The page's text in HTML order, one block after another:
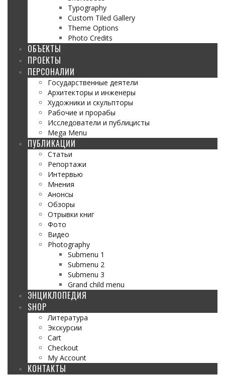
Typography
Custom Tiled Gallery
Theme Options
Photo Credits
ОБЪЕКТЫ
ПРОЕКТЫ
ПЕРСОНАЛИИ
Государственные деятели
Архитекторы и инженеры
Художники и скульпторы
Рабочие и прорабы
Исследователи и публицисты
Mega Menu
ПУБЛИКАЦИИ
Статьи
Репортажи
Интервью
Мнения
Анонсы
Обзоры
Отрывки книг
Фото
Видео
Photography
Submenu 1
Submenu 2
Submenu 3
Grand child menu
ЭНЦИКЛОПЕДИЯ
SHOP
Литература
Экскурсии
Cart
Checkout
My Account
КОНТАКТЫ